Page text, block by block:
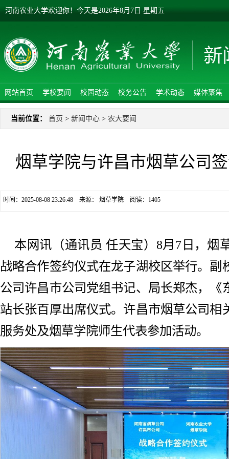
河南农业大学欢迎你！ 今天是2026年8月7日 星期五
网站首页 学校要闻 校园动态 校务公告 学术动态 媒体聚焦
当前位置： 首页 > 新闻中心 > 农大要闻
烟草学院与许昌市烟草公司
时间：2025-08-08 23:26:48 来源： 烟草学院 阅读： 1405
本网讯（通讯员 任天宝）8月7日，烟
战略合作签约仪式在龙子湖校区举行。副
公司许昌市公司党组书记、局长郑杰，《
站长张百厚出席仪式。许昌市烟草公司相
服务处及烟草学院师生代表参加活动。